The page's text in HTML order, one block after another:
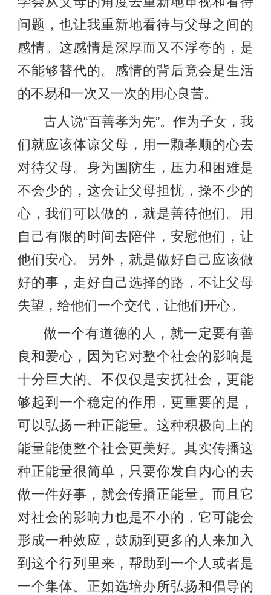
问题，也让我重新地看待与父母之间的
感情。这感情是深厚而又不浮夸的，是
不能够替代的。感情的背后竟会是生活
的不易和一次又一次的用心良苦。
古人说“百善孝为先”。作为子女，我
们就应该体谅父母，用一颗孝顺的心去
对待父母。身为国防生，压力和困难是
不会少的，这会让父母担忧，操不少的
心，我们可以做的，就是善待他们。用
自己有限的时间去陪伴，安慰他们，让
他们安心。另外，就是做好自己应该做
好的事，走好自己选择的路，不让父母
失望，给他们一个交代，让他们开心。
做一个有道德的人，就一定要有善
良和爱心，因为它对整个社会的影响是
十分巨大的。不仅仅是安抚社会，更能
够起到一个稳定的作用，更重要的是，
可以弘扬一种正能量。这种积极向上的
能量能使整个社会更美好。其实传播这
种正能量很简单，只要你发自内心的去
做一件好事，就会传播正能量。而且它
对社会的影响力也是不小的，它可能会
形成一种效应，鼓励到更多的人来加入
到这个行列里来，帮助到一个人或者是
一个集体。正如选培办所弘扬和倡导的